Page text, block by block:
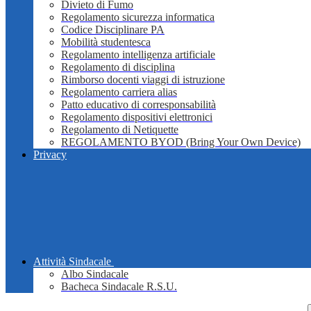
Divieto di Fumo
Regolamento sicurezza informatica
Codice Disciplinare PA
Mobilità studentesca
Regolamento intelligenza artificiale
Regolamento di disciplina
Rimborso docenti viaggi di istruzione
Regolamento carriera alias
Patto educativo di corresponsabilità
Regolamento dispositivi elettronici
Regolamento di Netiquette
REGOLAMENTO BYOD (Bring Your Own Device)
Privacy
Attività Sindacale
Albo Sindacale
Bacheca Sindacale R.S.U.